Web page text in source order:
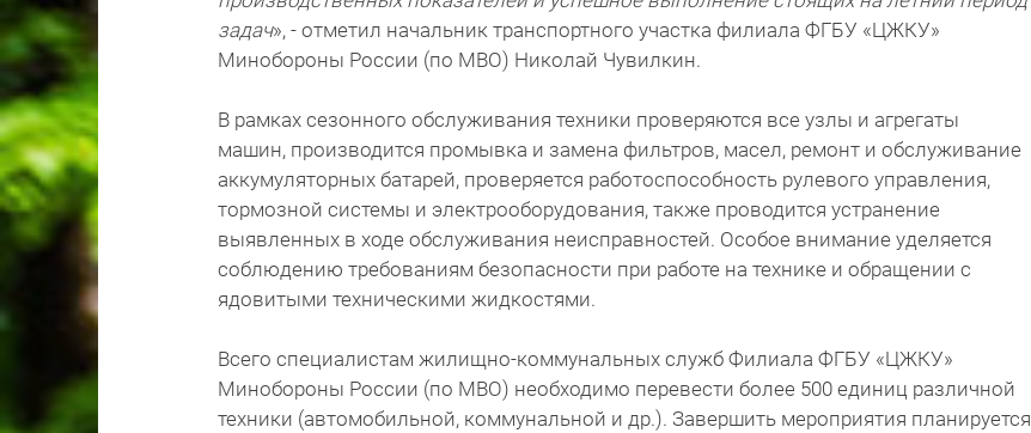
задач», - отметил начальник транспортного участка филиала ФГБУ «ЦЖКУ»
Минобороны России (по МВО) Николай Чувилкин.
В рамках сезонного обслуживания техники проверяются все узлы и агрегаты
машин, производится промывка и замена фильтров, масел, ремонт и обслуживание
аккумуляторных батарей, проверяется работоспособность рулевого управления,
тормозной системы и электрооборудования, также проводится устранение
выявленных в ходе обслуживания неисправностей. Особое внимание уделяется
соблюдению требованиям безопасности при работе на технике и обращении с
ядовитыми техническими жидкостями.
Всего специалистам жилищно-коммунальных служб Филиала ФГБУ «ЦЖКУ»
Минобороны России (по МВО) необходимо перевести более 500 единиц различной
техники (автомобильной, коммунальной и др.). Завершить мероприятия планируется